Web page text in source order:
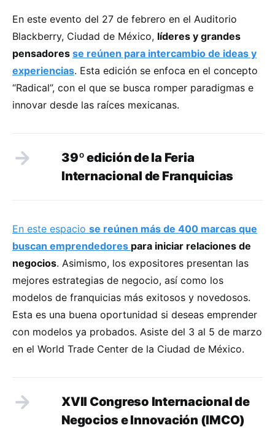
En este evento del 27 de febrero en el Auditorio
Blackberry, Ciudad de México, líderes y grandes
pensadores se reúnen para intercambio de ideas y
experiencias. Esta edición se enfoca en el concepto
“Radical”, con el que se busca romper paradigmas e
innovar desde las raíces mexicanas.
39º edición de la Feria
Internacional de Franquicias
En este espacio se reúnen más de 400 marcas que
buscan emprendedores para iniciar relaciones de
negocios. Asimismo, los expositores presentan las
mejores estrategias de negocio, así como los
modelos de franquicias más exitosos y novedosos.
Esta es una buena oportunidad si deseas emprender
con modelos ya probados. Asiste del 3 al 5 de marzo
en el World Trade Center de la Ciudad de México.
XVII Congreso Internacional de
Negocios e Innovación (IMCO)